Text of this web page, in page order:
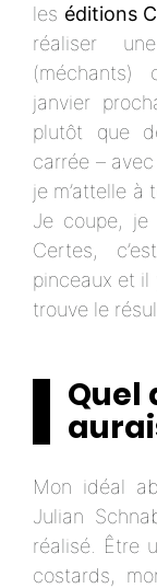
les éditions
réaliser
janvier
plutôt que
carrée –
je m’attelle à
Je coupe, je
Certes,
pinceaux et
trouve le
Quel
Mon idéal
Julian
réalisé. Être
costards,